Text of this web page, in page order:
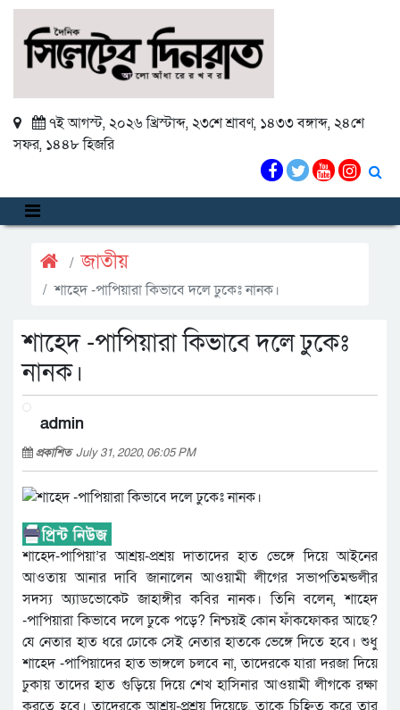
৭ই আগস্ট, ২০২৬ খ্রিস্টাব্দ, ২৩শে শ্রাবণ, ১৪৩৩ বঙ্গাব্দ, ২৪শে
সফর, ১৪৪৮ হিজরি
জাতীয়
শাহেদ -পাপিয়ারা কিভাবে দলে ঢুকেঃ নানক।
শাহেদ -পাপিয়ারা কিভাবে দলে ঢুকেঃ
নানক।
admin
প্রকাশিতJuly 31, 2020, 06:05 PM
শাহেদ-পাপিয়া’র আশ্রয়-প্রশ্রয় দাতাদের হাত ভেঙ্গে দিয়ে আইনের
আওতায় আনার দাবি জানালেন আওয়ামী লীগের সভাপতিমন্ডলীর
সদস্য অ্যাডভোকেট জাহাঙ্গীর কবির নানক। তিনি বলেন, শাহেদ
-পাপিয়ারা কিভাবে দলে ঢুকে পড়ে? নিশ্চয়ই কোন ফাঁকফোকর আছে?
যে নেতার হাত ধরে ঢোকে সেই নেতার হাতকে ভেঙ্গে দিতে হবে। শুধু
শাহেদ -পাপিয়াদের হাত ভাঙ্গলে চলবে না, তাদেরকে যারা দরজা দিয়ে
ঢুকায় তাদের হাত গুড়িয়ে দিয়ে শেখ হাসিনার আওয়ামী লীগকে রক্ষা